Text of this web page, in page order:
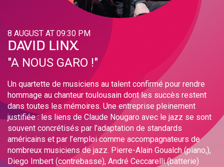
8 AUGUST AT 09:30 PM
DAVID LINX
"A NOUS GARO !"
Un quartette de musiciens au talent confirmé pour rendre
hommage au chanteur toulousain dont les succès restent
dans toutes les mémoires. Une entreprise pleinement
justifiée : les liens de Claude Nougaro avec le jazz se sont
souvent concrétisés par l’adaptation de standards
américains et par l’emploi comme accompagnateurs de
nombreux musiciens de jazz. Pierre-Alain Goualch (piano,),
Diego Imbert (contrebasse), André Ceccarelli (batterie)